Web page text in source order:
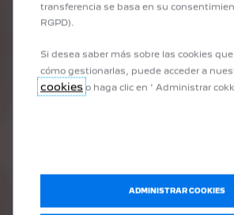
ANTERIOR
transferencia se basa en su
RGPD).
Si desea saber más sobre las cookies
cómo gestionarlas, puede acceder a
cookies o haga clic en ' Administrar
ADMINISTRAR COOKIES